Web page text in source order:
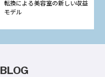
転換による美容室の新しい収益
モデル